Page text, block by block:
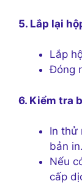
5. Lắp lại
Lắp
Đóng
6. Kiểm tra
In thử
bản in.
Nếu
cấp